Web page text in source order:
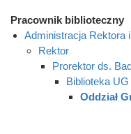
Pracownik biblioteczny
Administracja Rektora
Rektor
Prorektor ds.
Biblioteka UG
Oddział